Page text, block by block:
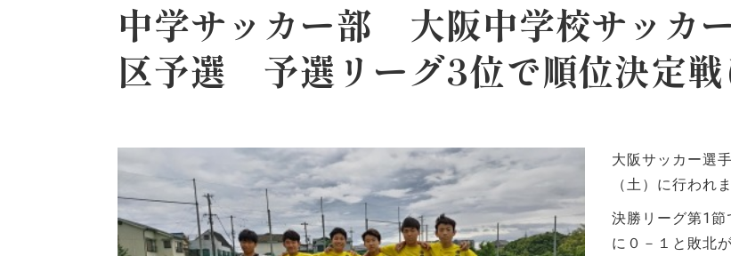
学校長メッセージ 泉ヶ丘校のめざす教育
中学サッカー部 大阪中学校サッカ
区予選 予選リーグ3位で順位決定戦
大阪サッカー選
（土）に行われ
決勝リーグ第1節
に０－１と敗北